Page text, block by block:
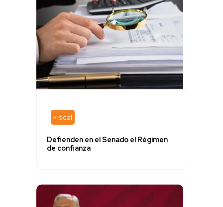
Fiscal
Defienden en el Senado el Régimen
de confianza